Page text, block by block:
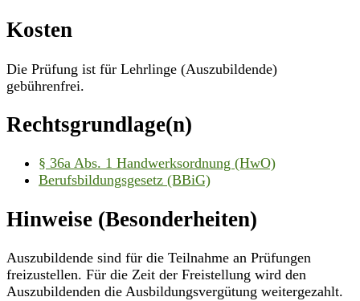
Kosten
Die Prüfung ist für Lehrlinge (Auszubildende)
gebührenfrei.
Rechtsgrundlage(n)
§ 36a Abs. 1 Handwerksordnung (HwO)
Berufsbildungsgesetz (BBiG)
Hinweise (Besonderheiten)
Auszubildende sind für die Teilnahme an Prüfungen
freizustellen. Für die Zeit der Freistellung wird den
Auszubildenden die Ausbildungsvergütung weitergezahlt.